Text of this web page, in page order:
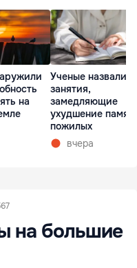
на
Ученые назвали
занятия,
замедляющие
ухудшение
пожилых
вчера
на большие